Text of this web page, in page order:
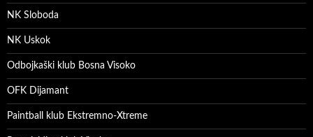
NK Sloboda
NK Uskok
Odbojkaški klub Bosna Visoko
OFK Dijamant
Paintball klub Ekstremno-Xtreme